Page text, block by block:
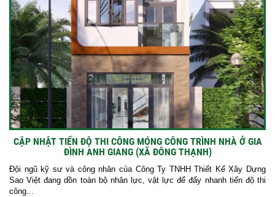
CẬP NHẬT TIẾN ĐỘ THI CÔNG MÓNG CÔNG TRÌNH NHÀ Ở GIA
ĐÌNH ANH GIANG (XÃ ĐÔNG THẠNH)
Đội ngũ kỹ sư và công nhân của Công Ty TNHH Thiết Kế Xây Dựng
Sao Việt đang dồn toàn bộ nhân lực, vật lực để đẩy nhanh tiến độ thi
công...